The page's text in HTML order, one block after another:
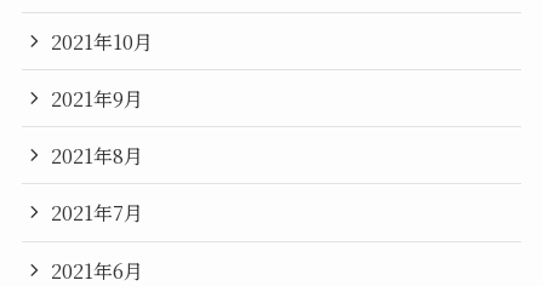
2021年10月
2021年9月
2021年8月
2021年7月
2021年6月